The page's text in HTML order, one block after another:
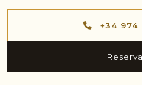
+34 974